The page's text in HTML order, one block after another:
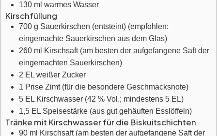
130 ml warmes Wasser
Kirschfüllung
700 g Sauerkirschen (entsteint) (empfohlen:
eingemachte Sauerkirschen aus dem Glas)
260 ml Kirschsaft (am besten der aufgefangene Saft der
eingemachten Sauerkirschen)
2 EL weißer Zucker
1 Prise Zimt (für die besondere Geschmacksnote)
5 EL Kirschwasser (42 % Vol.; mindestens 5 EL)
1,5 EL Speisestärke (aus gut gehäuften Esslöffeln)
Tränke mit Kirschwasser für die Biskuitschichten
90 ml Kirschsaft (am besten der aufgefangene Saft der